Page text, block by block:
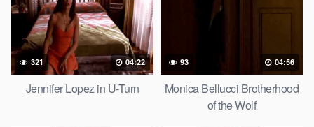
321 04:22
Jennifer Lopez in U-Turn
93 04:56
Monica Bellucci Brotherhood
of the Wolf